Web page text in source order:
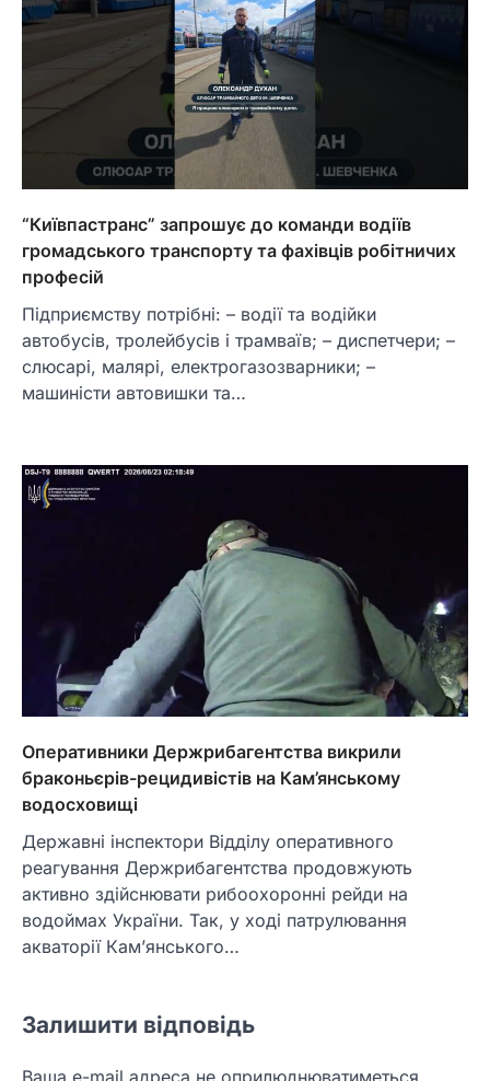
“Київпастранс” запрошує до команди водіїв
громадського транспорту та фахівців робітничих
професій
Підприємству потрібні: – водії та водійки
автобусів, тролейбусів і трамваїв; – диспетчери; –
слюсарі, малярі, електрогазозварники; –
машиністи автовишки та…
Оперативники Держрибагентства викрили
браконьєрів-рецидивістів на Кам’янському
водосховищі
Державні інспектори Відділу оперативного
реагування Держрибагентства продовжують
активно здійснювати рибоохоронні рейди на
водоймах України. Так, у ході патрулювання
акваторії Кам’янського…
Залишити відповідь
Ваша e-mail адреса не оприлюднюватиметься.